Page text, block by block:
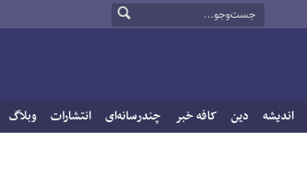
اندیشه دین کافه خبر چندرسانه‌ای انتشارات وبلاگ